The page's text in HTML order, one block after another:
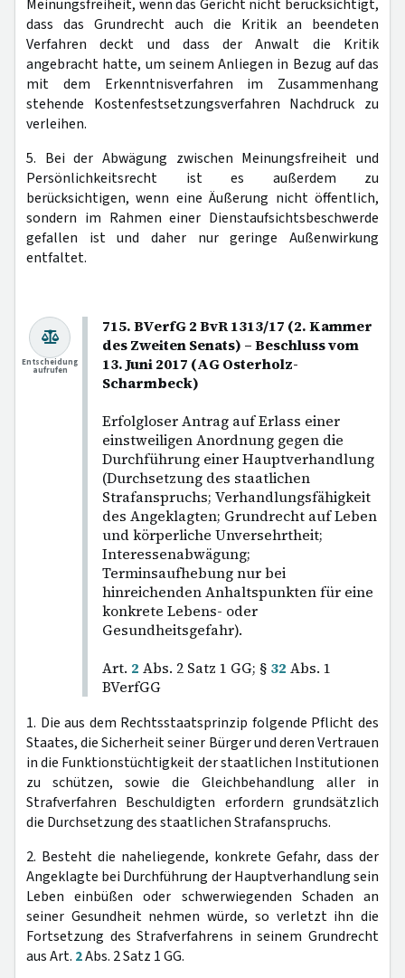
Meinungsfreiheit, wenn das Gericht nicht berücksichtigt,
dass das Grundrecht auch die Kritik an beendeten
Verfahren deckt und dass der Anwalt die Kritik
angebracht hatte, um seinem Anliegen in Bezug auf das
mit dem Erkenntnisverfahren im Zusammenhang
stehende Kostenfestsetzungsverfahren Nachdruck zu
verleihen.
5. Bei der Abwägung zwischen Meinungsfreiheit und
Persönlichkeitsrecht ist es außerdem zu
berücksichtigen, wenn eine Äußerung nicht öffentlich,
sondern im Rahmen einer Dienstaufsichtsbeschwerde
gefallen ist und daher nur geringe Außenwirkung
entfaltet.
715. BVerfG 2 BvR 1313/17 (2. Kammer
des Zweiten Senats) – Beschluss vom
13. Juni 2017 (AG Osterholz-
Scharmbeck)
Erfolgloser Antrag auf Erlass einer
einstweiligen Anordnung gegen die
Durchführung einer Hauptverhandlung
(Durchsetzung des staatlichen
Strafanspruchs; Verhandlungsfähigkeit
des Angeklagten; Grundrecht auf Leben
und körperliche Unversehrtheit;
Interessenabwägung;
Terminsaufhebung nur bei
hinreichenden Anhaltspunkten für eine
konkrete Lebens- oder
Gesundheitsgefahr).
Art. 2 Abs. 2 Satz 1 GG; § 32 Abs. 1
BVerfGG
Entscheidung
aufrufen
1. Die aus dem Rechtsstaatsprinzip folgende Pflicht des
Staates, die Sicherheit seiner Bürger und deren Vertrauen
in die Funktionstüchtigkeit der staatlichen Institutionen
zu schützen, sowie die Gleichbehandlung aller in
Strafverfahren Beschuldigten erfordern grundsätzlich
die Durchsetzung des staatlichen Strafanspruchs.
2. Besteht die naheliegende, konkrete Gefahr, dass der
Angeklagte bei Durchführung der Hauptverhandlung sein
Leben einbüßen oder schwerwiegenden Schaden an
seiner Gesundheit nehmen würde, so verletzt ihn die
Fortsetzung des Strafverfahrens in seinem Grundrecht
aus Art. 2Abs. 2 Satz 1 GG.